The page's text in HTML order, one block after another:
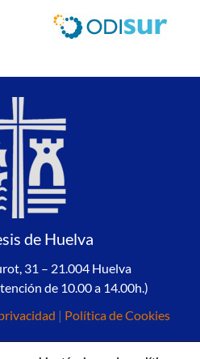
de Huelva
31 – 21.004 Huelva
de 10.00 a 14.00h.)
| Política de Cookies